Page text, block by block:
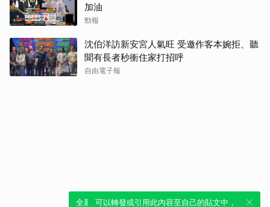
加油
勁報
沈伯洋訪新安宮人氣旺 受邀作客本婉拒、聽
聞有長者秒衝住家打招呼
自由電子報
全新體驗！一鍵引用此內容，透過發布貼
可以轉發或引用此內容至自己的貼文中，